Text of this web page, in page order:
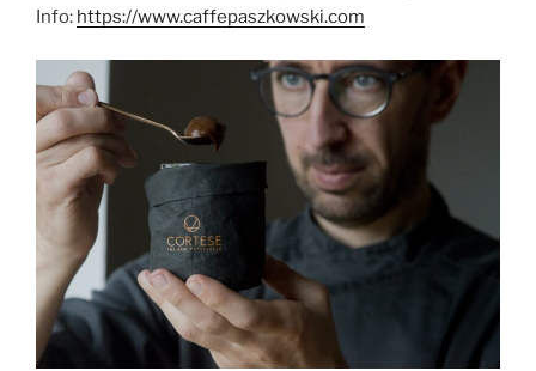
Info: https://www.caffepaszkowski.com